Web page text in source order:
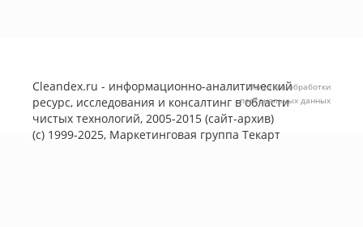
Cleandex.ru - информационно-аналитический
ресурс, исследования и консалтинг в области
чистых технологий, 2005-2015 (сайт-архив)
(с) 1999-2025, Маркетинговая группа Текарт
Политика обработки
персональных данных